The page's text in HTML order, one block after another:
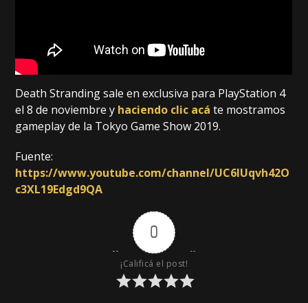
Death Stranding sale en exclusiva para PlayStation 4
el 8 de noviembre y haciendo clic acá te mostramos
gameplay de la Tokyo Game Show 2019.
Fuente:
https://www.youtube.com/channel/UC6lUqvh42O
c3XL19Edgd9QA
0
¡Calificá el post!